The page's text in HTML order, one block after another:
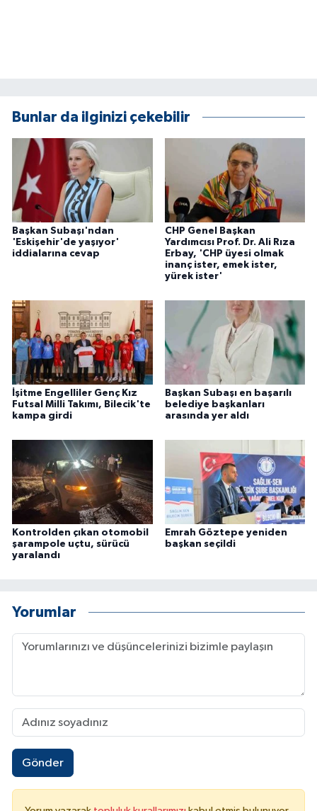
Bunlar da ilginizi çekebilir
Başkan Subaşı'ndan
'Eskişehir'de yaşıyor'
iddialarına cevap
CHP Genel Başkan
Yardımcısı Prof. Dr. Ali Rıza
Erbay, 'CHP üyesi olmak
inanç ister, emek ister,
yürek ister'
İşitme Engelliler Genç Kız
Futsal Milli Takımı, Bilecik'te
kampa girdi
Başkan Subaşı en başarılı
belediye başkanları
arasında yer aldı
Kontrolden çıkan otomobil
şarampole uçtu, sürücü
yaralandı
Emrah Göztepe yeniden
başkan seçildi
Yorumlar
Gönder
TEKNOLOJİ
Turizm
ÜLKE GÜNDEMİ
YAŞAM